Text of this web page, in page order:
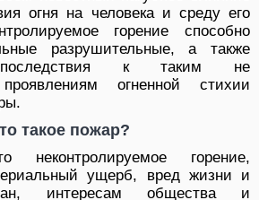
огня на человека и среду его
горение способно
разрушительные, а также
последствия к таким не
огненной стихии
такое пожар?
горение,
ущерб, вред жизни и
интересам общества и